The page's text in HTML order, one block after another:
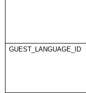
GUEST_LANGUAGE_ID